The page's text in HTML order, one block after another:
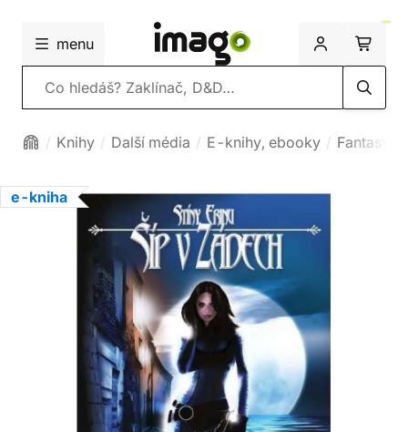
menu
Vyhledávání
Knihy Další média E-knihy, ebooky Fantasy
e-kniha